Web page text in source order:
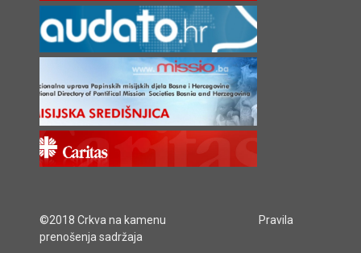
©2018 Crkva na kamenu
Pravila
prenošenja sadržaja